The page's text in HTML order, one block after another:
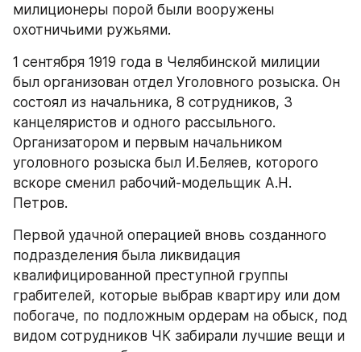
милиционеры порой были вооружены
охотничьими ружьями.
1 сентября 1919 года в Челябинской милиции
был организован отдел Уголовного розыска. Он
состоял из начальника, 8 сотрудников, 3
канцеляристов и одного рассыльного.
Организатором и первым начальником
уголовного розыска был И.Беляев, которого
вскоре сменил рабочий-модельщик А.Н.
Петров.
Первой удачной операцией вновь созданного
подразделения была ликвидация
квалифицированной преступной группы
грабителей, которые выбрав квартиру или дом
побогаче, по подложным ордерам на обыск, под
видом сотрудников ЧК забирали лучшие вещи и